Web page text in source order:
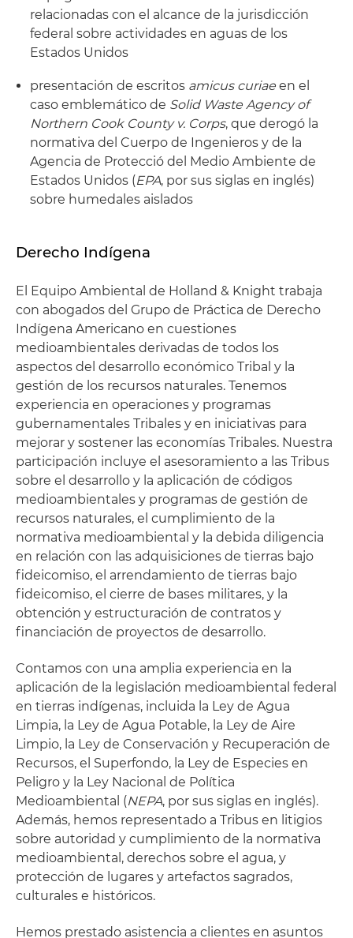
relacionadas con el alcance de la jurisdicción
federal sobre actividades en aguas de los
Estados Unidos
presentación de escritos amicus curiae en el
caso emblemático de Solid Waste Agency of
Northern Cook County v. Corps, que derogó la
normativa del Cuerpo de Ingenieros y de la
Agencia de Protecció del Medio Ambiente de
Estados Unidos (EPA, por sus siglas en inglés)
sobre humedales aislados
Derecho Indígena
El Equipo Ambiental de Holland & Knight trabaja
con abogados del Grupo de Práctica de Derecho
Indígena Americano en cuestiones
medioambientales derivadas de todos los
aspectos del desarrollo económico Tribal y la
gestión de los recursos naturales. Tenemos
experiencia en operaciones y programas
gubernamentales Tribales y en iniciativas para
mejorar y sostener las economías Tribales. Nuestra
participación incluye el asesoramiento a las Tribus
sobre el desarrollo y la aplicación de códigos
medioambientales y programas de gestión de
recursos naturales, el cumplimiento de la
normativa medioambiental y la debida diligencia
en relación con las adquisiciones de tierras bajo
fideicomiso, el arrendamiento de tierras bajo
fideicomiso, el cierre de bases militares, y la
obtención y estructuración de contratos y
financiación de proyectos de desarrollo.
Contamos con una amplia experiencia en la
aplicación de la legislación medioambiental federal
en tierras indígenas, incluida la Ley de Agua
Limpia, la Ley de Agua Potable, la Ley de Aire
Limpio, la Ley de Conservación y Recuperación de
Recursos, el Superfondo, la Ley de Especies en
Peligro y la Ley Nacional de Política
Medioambiental (NEPA, por sus siglas en inglés).
Además, hemos representado a Tribus en litigios
sobre autoridad y cumplimiento de la normativa
medioambiental, derechos sobre el agua, y
protección de lugares y artefactos sagrados,
culturales e históricos.
Hemos prestado asistencia a clientes en asuntos